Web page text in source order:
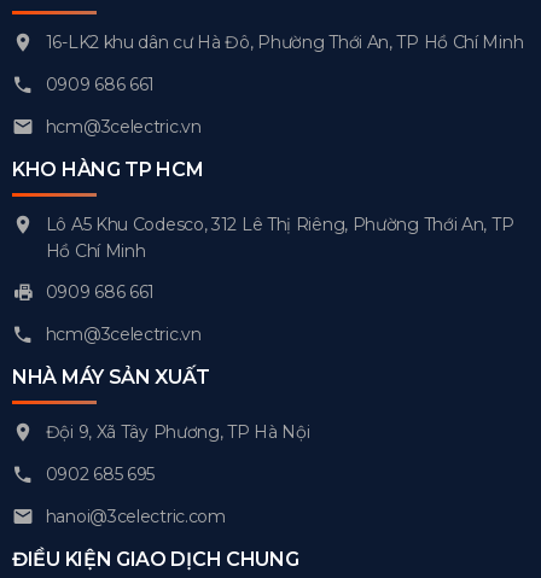
16-LK2 khu dân cư Hà Đô, Phường Thới An, TP Hồ Chí Minh
0909 686 661
hcm@3celectric.vn
KHO HÀNG TP HCM
Lô A5 Khu Codesco, 312 Lê Thị Riêng, Phường Thới An, TP
Hồ Chí Minh
0909 686 661
hcm@3celectric.vn
NHÀ MÁY SẢN XUẤT
Đội 9, Xã Tây Phương, TP Hà Nội
0902 685 695
hanoi@3celectric.com
ĐIỀU KIỆN GIAO DỊCH CHUNG